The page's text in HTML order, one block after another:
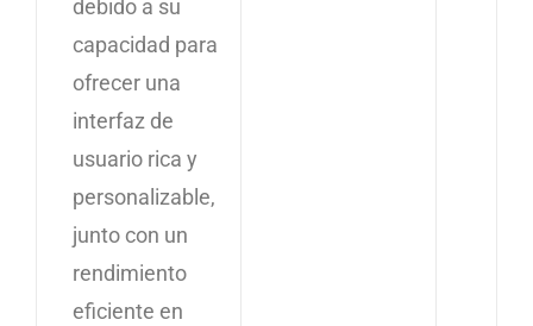
debido a su
capacidad para
ofrecer una
interfaz de
usuario rica y
personalizable,
junto con un
rendimiento
eficiente en